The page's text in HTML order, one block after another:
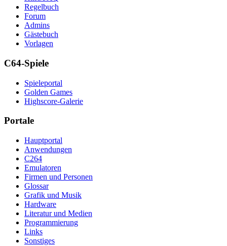
Regelbuch
Forum
Admins
Gästebuch
Vorlagen
C64-Spiele
Spieleportal
Golden Games
Highscore-Galerie
Portale
Hauptportal
Anwendungen
C264
Emulatoren
Firmen und Personen
Glossar
Grafik und Musik
Hardware
Literatur und Medien
Programmierung
Links
Sonstiges